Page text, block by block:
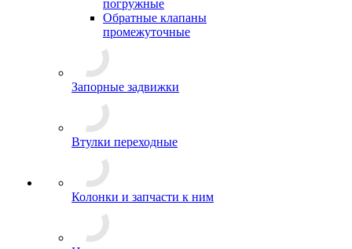
погружные
Обратные клапаны
промежуточные
Запорные задвижки
Втулки переходные
Колонки и запчасти к ним